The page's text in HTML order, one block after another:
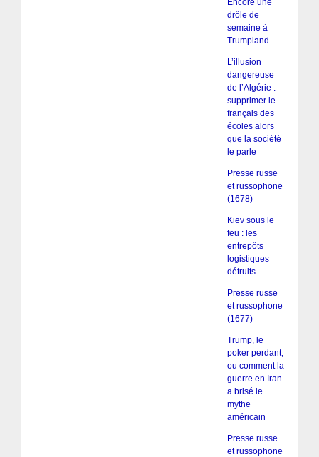
drôle de
semaine à
Trumpland
L’illusion
dangereuse
de l’Algérie :
supprimer le
français des
écoles alors
que la société
le parle
Presse russe
et russophone
(1678)
Kiev sous le
feu : les
entrepôts
logistiques
détruits
Presse russe
et russophone
(1677)
Trump, le
poker perdant,
ou comment la
guerre en Iran
a brisé le
mythe
américain
Presse russe
et russophone